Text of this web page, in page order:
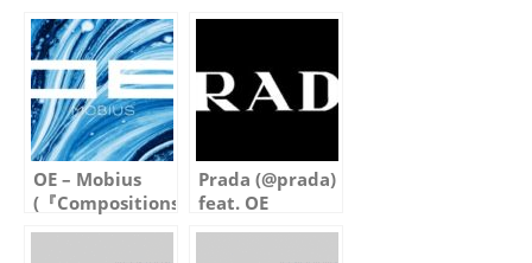
OE – Mobius
(『Compositions
in Blue』より)
Prada (@prada)
feat. OE
“Mobius”